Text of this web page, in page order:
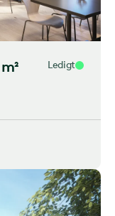
Ledigt